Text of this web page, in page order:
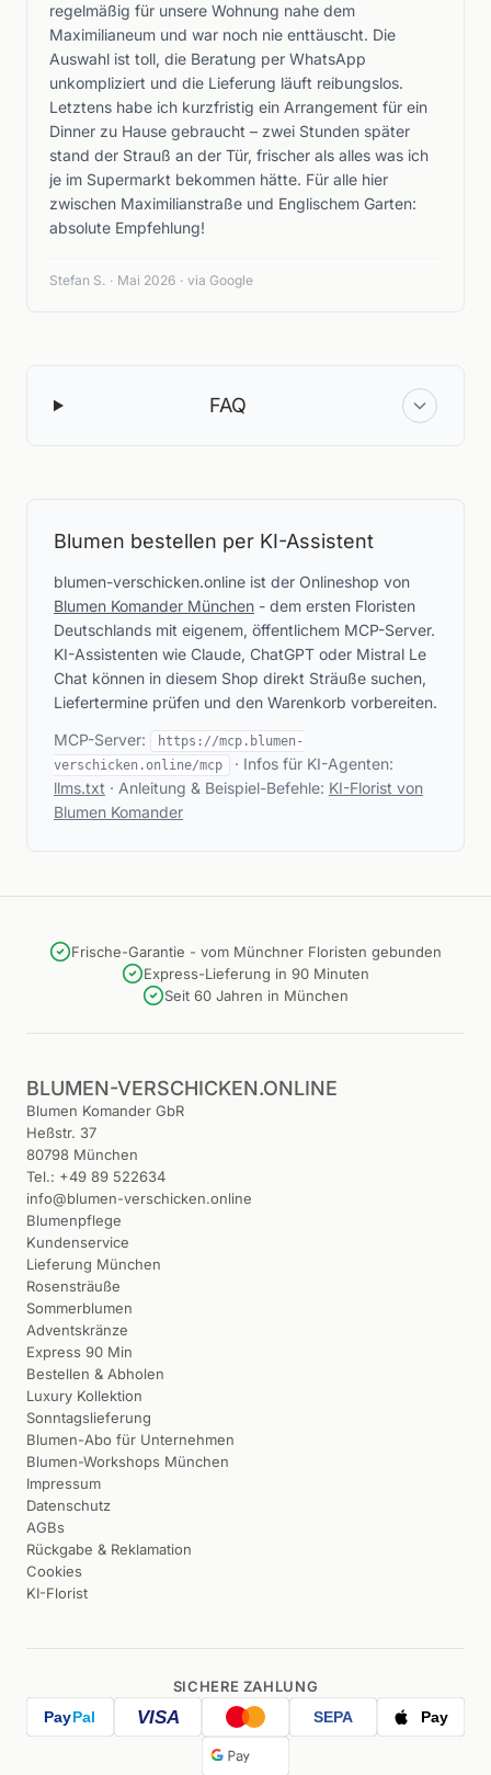
regelmäßig für unsere Wohnung nahe dem
Maximilianeum und war noch nie enttäuscht. Die
Auswahl ist toll, die Beratung per WhatsApp
unkompliziert und die Lieferung läuft reibungslos.
Letztens habe ich kurzfristig ein Arrangement für ein
Dinner zu Hause gebraucht – zwei Stunden später
stand der Strauß an der Tür, frischer als alles was ich
je im Supermarkt bekommen hätte. Für alle hier
zwischen Maximilianstraße und Englischem Garten:
absolute Empfehlung!
Stefan S. · Mai 2026 · via Google
FAQ
Blumen bestellen per KI-Assistent
blumen-verschicken.online ist der Onlineshop von
Blumen Komander München - dem ersten Floristen
Deutschlands mit eigenem, öffentlichem MCP-Server.
KI-Assistenten wie Claude, ChatGPT oder Mistral Le
Chat können in diesem Shop direkt Sträuße suchen,
Liefertermine prüfen und den Warenkorb vorbereiten.
MCP-Server:
https://mcp.blumen-
verschicken.online/mcp
· Infos für KI-Agenten:
llms.txt · Anleitung & Beispiel-Befehle: KI-Florist von
Blumen Komander
Frische-Garantie - vom Münchner Floristen gebunden
Express-Lieferung in 90 Minuten
Seit 60 Jahren in München
BLUMEN-VERSCHICKEN.ONLINE
Blumen Komander GbR
Heßstr. 37
80798 München
Tel.: +49 89 522634
info@blumen-verschicken.online
Blumenpflege
Kundenservice
Lieferung München
Rosensträuße
Sommerblumen
Adventskränze
Express 90 Min
Bestellen & Abholen
Luxury Kollektion
Sonntagslieferung
Blumen-Abo für Unternehmen
Blumen-Workshops München
Impressum
Datenschutz
AGBs
Rückgabe & Reklamation
Cookies
KI-Florist
SICHERE ZAHLUNG
PayPal VISA SEPA Pay